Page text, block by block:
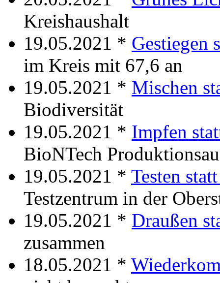
Kreishaushalt
19.05.2021 * Gestiegen
im Kreis mit 67,6 an
19.05.2021 * Mischen
Biodiversität
19.05.2021 * Impfen
BioNTech
19.05.2021 * Testen
Testzentrum in der
19.05.2021 * Draußen
zusammen
18.05.2021 *